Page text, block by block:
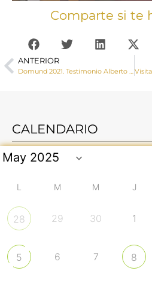
Comparte si te
ANTERIOR
Domund 2021. Testimonio Alberto Alcalde
CALENDARIO
L M M J
28 29 30 1
5 6 7 8